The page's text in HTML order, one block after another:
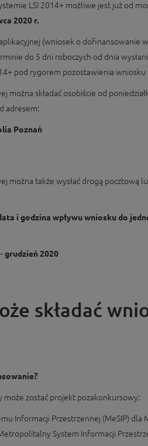
LSI 2014+ możliwe jest już od
2020 r.
(wniosek o dofinansowanie
do 5 dni roboczych od dnia
pod rygorem pozostawienia wniosku
można składać osobiście od
adresem:
Poznań
można także wysłać drogą pocztową
i godzina wpływu wniosku do
grudzień 2020
składać
zostać projekt pozakonkursowy:
Informacji Przestrzennej (MeSIP) dla
System Informacji